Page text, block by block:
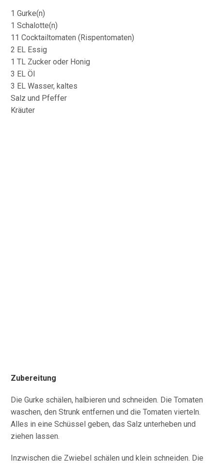
1 Gurke(n)
1 Schalotte(n)
11 Cocktailtomaten (Rispentomaten)
2 EL Essig
1 TL Zucker oder Honig
3 EL Öl
3 EL Wasser, kaltes
Salz und Pfeffer
Kräuter
Zubereitung
Die Gurke schälen, halbieren und schneiden. Die Tomaten
waschen, den Strunk entfernen und die Tomaten vierteln.
Alles in eine Schüssel geben, das Salz unterheben und
ziehen lassen.
Inzwischen die Zwiebel schälen und klein schneiden. Die